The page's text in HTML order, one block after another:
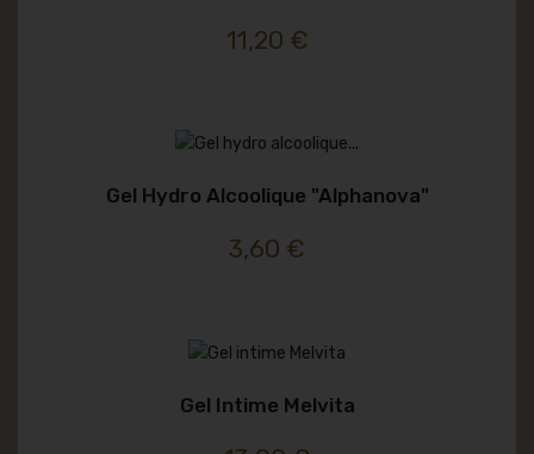
11,20 €
Gel Hydro Alcoolique "alphanova"
3,60 €
Gel Intime Melvita